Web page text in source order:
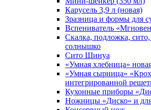
Карусель 3,9 л (новая)
Зразница и формы для
Вспениватель
Скалка, подложка,
солнышко
Сито Шинуа
«Умная хлебница»
«Умная сырница»
интегрированной
Кухонные приборы
Ножницы «Диско» и